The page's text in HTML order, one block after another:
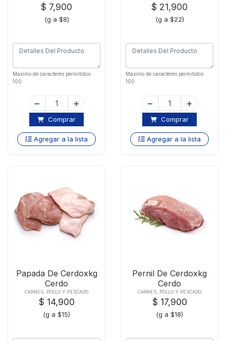
$ 7,900
(g a $8)
Maximo de caracteres permitidos:
100
Comprar
Agregar a la lista
$ 21,900
(g a $22)
Maximo de caracteres permitidos:
100
Comprar
Agregar a la lista
Papada De Cerdoxkg
Cerdo
CARNES, POLLO Y PESCADO
$ 14,900
(g a $15)
Pernil De Cerdoxkg
Cerdo
CARNES, POLLO Y PESCADO
$ 17,900
(g a $18)